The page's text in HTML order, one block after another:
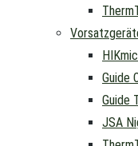
Guide
Guide
JSA